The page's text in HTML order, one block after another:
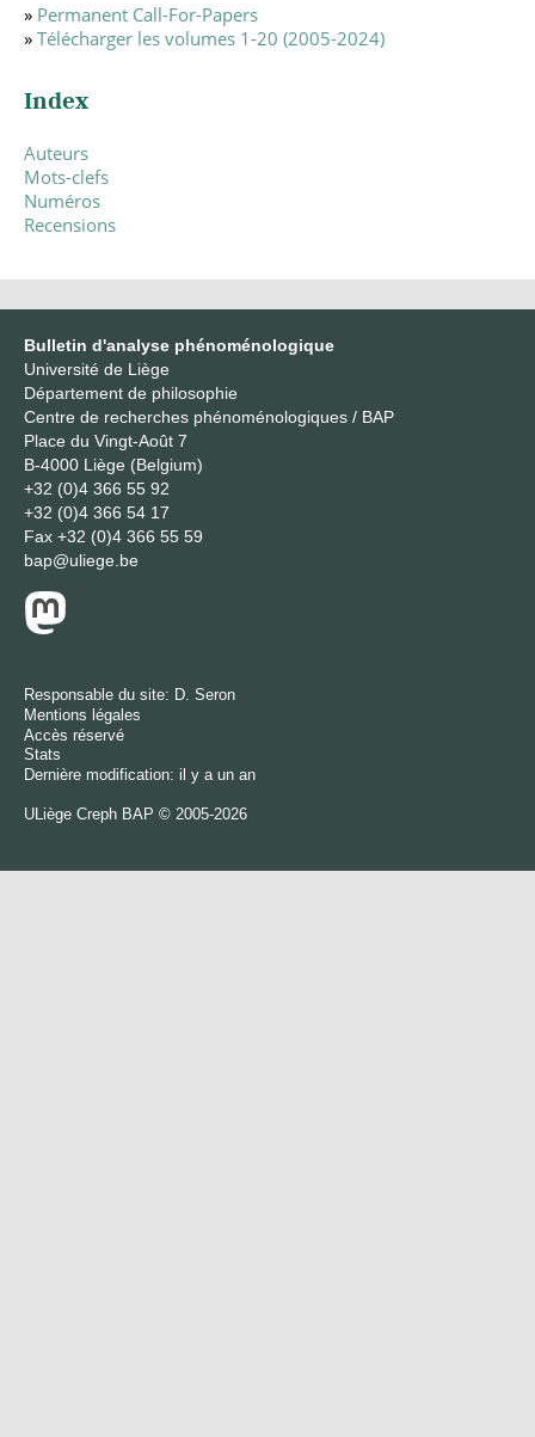
» Permanent Call-For-Papers
» Télécharger les volumes 1-20 (2005-2024)
Index
Auteurs
Mots-clefs
Numéros
Recensions
Bulletin d'analyse phénoménologique
Université de Liège
Département de philosophie
Centre de recherches phénoménologiques / BAP
Place du Vingt-Août 7
B-4000 Liège (Belgium)
+32 (0)4 366 55 92
+32 (0)4 366 54 17
Fax +32 (0)4 366 55 59
bap@uliege.be
Responsable du site: D. Seron
Mentions légales
Accès réservé
Stats
Dernière modification: il y a un an
ULiège Creph BAP © 2005-2026